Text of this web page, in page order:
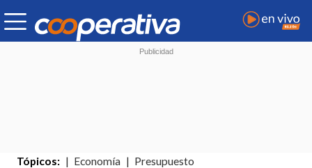
Tópicos: Economía Presupuesto